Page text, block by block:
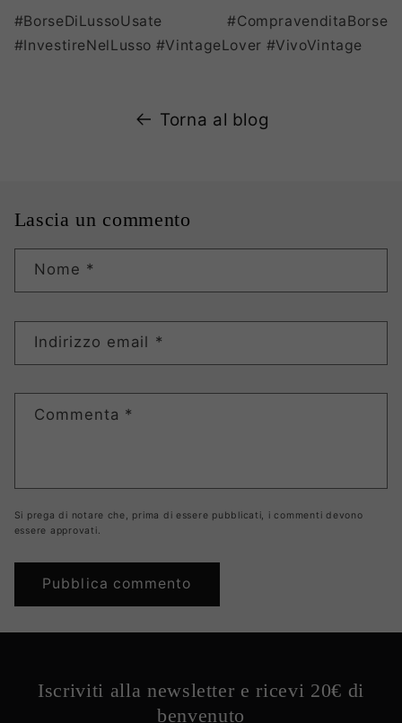
#BorseDiLussoUsate #CompravenditaBorse
#InvestireNelLusso #VintageLover #VivoVintage
Torna al blog
Lascia un commento
Nome *
Indirizzo email *
Commenta *
Si prega di notare che, prima di essere pubblicati, i commenti devono
essere approvati.
Iscriviti alla newsletter e ricevi 20€ di
benvenuto